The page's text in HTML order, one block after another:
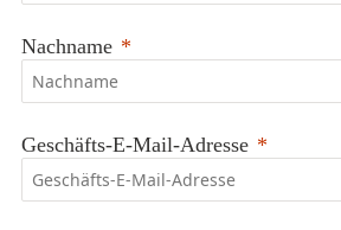
Nachname
Geschäfts-E-Mail-Adresse